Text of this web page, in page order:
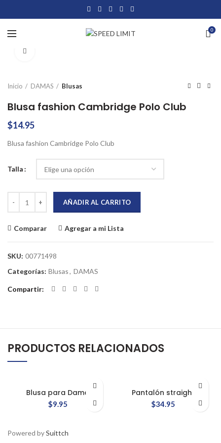
0
Inicio DAMAS Blusas
Blusa fashion Cambridge Polo Club
$14.95
Blusa fashion Cambridge Polo Club
Talla
AÑADIR AL CARRITO
Comparar Agregar a mi Lista
SKU: 00771498
Categorías: Blusas, DAMAS
Compartir
PRODUCTOS RELACIONADOS
Blusa para Dama
$9.95
Pantalón straight
$34.95
Powered bySuittch